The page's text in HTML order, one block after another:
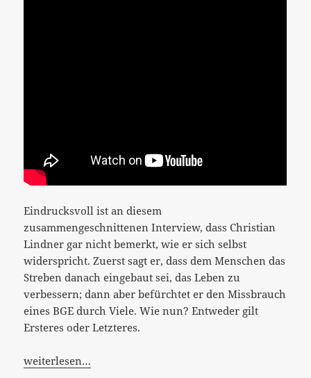
Eindrucksvoll ist an diesem
zusammengeschnittenen Interview, dass Christian
Lindner gar nicht bemerkt, wie er sich selbst
widerspricht. Zuerst sagt er, dass dem Menschen das
Streben danach eingebaut sei, das Leben zu
verbessern; dann aber befürchtet er den Missbrauch
eines BGE durch Viele. Wie nun? Entweder gilt
Ersteres oder Letzteres.
weiterlesen…